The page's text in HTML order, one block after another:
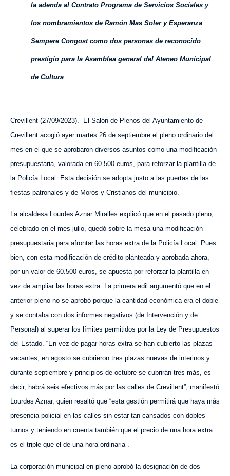
la adenda al Contrato Programa de Servicios Sociales y
los nombramientos de Ramón Mas Soler y Esperanza
Sempere Congost como dos personas de reconocido
prestigio para la Asamblea general del Ateneo Municipal
de Cultura
Crevillent (27/09/2023).- El Salón de Plenos del Ayuntamiento de
Crevillent acogió ayer martes 26 de septiembre el pleno ordinario del
mes en el que se aprobaron diversos asuntos como una modificación
presupuestaria, valorada en 60.500 euros, para reforzar la plantilla de
la Policía Local. Esta decisión se adopta justo a las puertas de las
fiestas patronales y de Moros y Cristianos del municipio.
La alcaldesa Lourdes Aznar Miralles explicó que en el pasado pleno,
celebrado en el mes julio, quedó sobre la mesauna modificación
presupuestaria para afrontar las horas extra de la Policía Local. Pues
bien, con esta modificación de crédito planteada y aprobada ahora,
por un valor de 60.500 euros, se apuesta por reforzar la plantilla en
vez de ampliar las horas extra. La primera edil argumentó que en el
anterior pleno no se aprobó porque la cantidad económica era el doble
y se contaba con dos informes negativos (de Intervención y de
Personal) al superar los límites permitidos por la Ley de Presupuestos
del Estado. “En vez de pagar horas extra se han cubierto las plazas
vacantes, en agosto se cubrieron tres plazas nuevas de interinos y
durante septiembre y principios de octubre se cubrirán tres más, es
decir, habrá seis efectivos más por las calles de Crevillent”, manifestó
Lourdes Aznar, quien resaltó que “esta gestión permitirá que haya más
presencia policial en las calles sin estar tan cansados con dobles
turnos y teniendo en cuenta también que el precio de una hora extra
es el triple que el de una hora ordinaria”.
La corporación municipal en pleno aprobó la designación de dos